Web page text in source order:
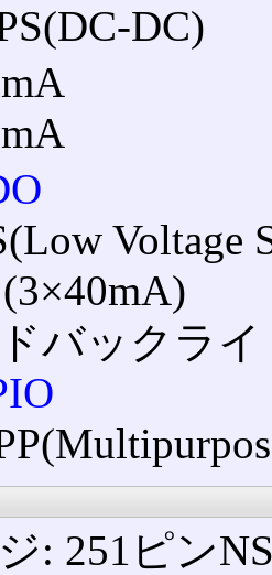
DC)
Voltage
バックライ
: 251ピン